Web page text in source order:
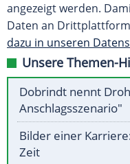
angezeigt werden.
Daten an
dazu in unseren
Unsere Themen-
Dobrindt nennt
Anschlagsszenario"
Bilder einer
Zeit